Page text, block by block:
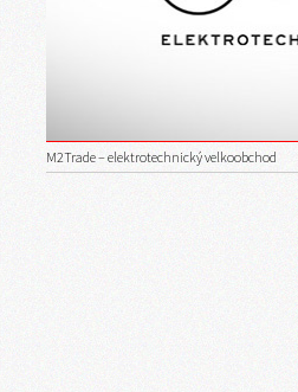
M2Trade – elektrotechnický velkoobchod